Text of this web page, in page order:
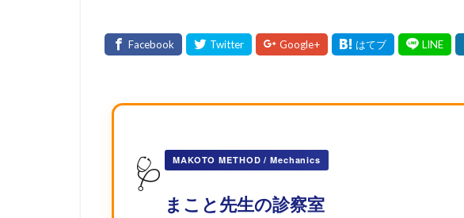
🩺 MAKOTO METHOD / Mechanics
まこと先生の診察室